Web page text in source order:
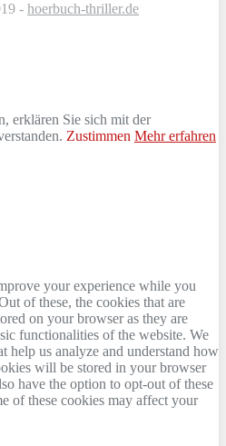
- hoerbuch-thriller.de
erklären Sie sich mit der
Zustimmen Mehr erfahren
your experience while you
of these, the cookies that are
on your browser as they are
functionalities of the website. We
help us analyze and understand how
will be stored in your browser
have the option to opt-out of these
of these cookies may affect your